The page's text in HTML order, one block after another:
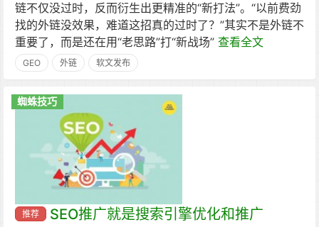
链不仅没过时，反而衍生出更精准的“新打法”。“以前费劲
找的外链没效果，难道这招真的过时了？”其实不是外链不
重要了，而是还在用“老思路”打“新战场” 查看全文
GEO 外链 软文发布
蜘蛛技巧
推荐 SEO推广就是搜索引擎优化和推广